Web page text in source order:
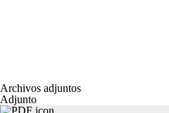
Archivos adjuntos
Adjunto